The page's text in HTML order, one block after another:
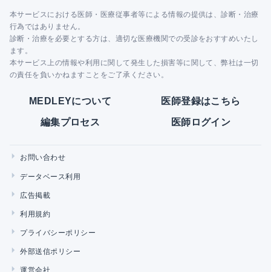
本サービスにおける医師・医療従事者等による情報の提供は、診断・治療
行為ではありません。
診断・治療を必要とする方は、適切な医療機関での受診をおすすめいたし
ます。
本サービス上の情報や利用に関して発生した損害等に関して、弊社は一切
の責任を負いかねますことをご了承ください。
MEDLEYについて 医師登録はこちら
編集プロセス 医師ログイン
お問い合わせ
データベース利用
広告掲載
利用規約
プライバシーポリシー
外部送信ポリシー